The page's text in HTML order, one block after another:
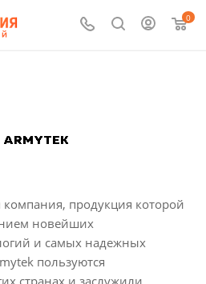
0
компания, продукция которой
новейших
и самых надежных
пользуются
странах и заслужили